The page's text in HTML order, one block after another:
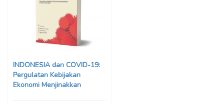
INDONESIA dan COVID-19:
Pergulatan Kebijakan
Ekonomi Menjinakkan